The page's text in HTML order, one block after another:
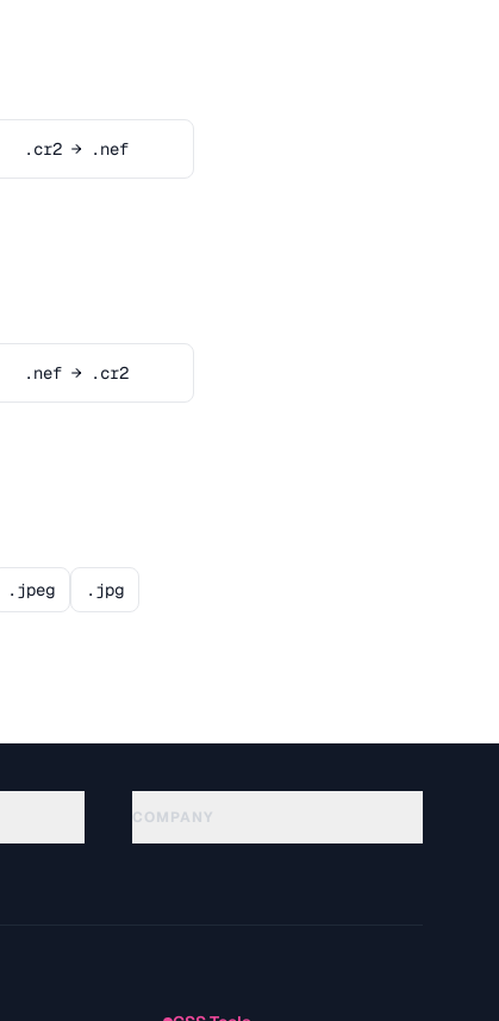
.cr2 → .nef
.nef → .cr2
.jpeg .jpg
COMPANY